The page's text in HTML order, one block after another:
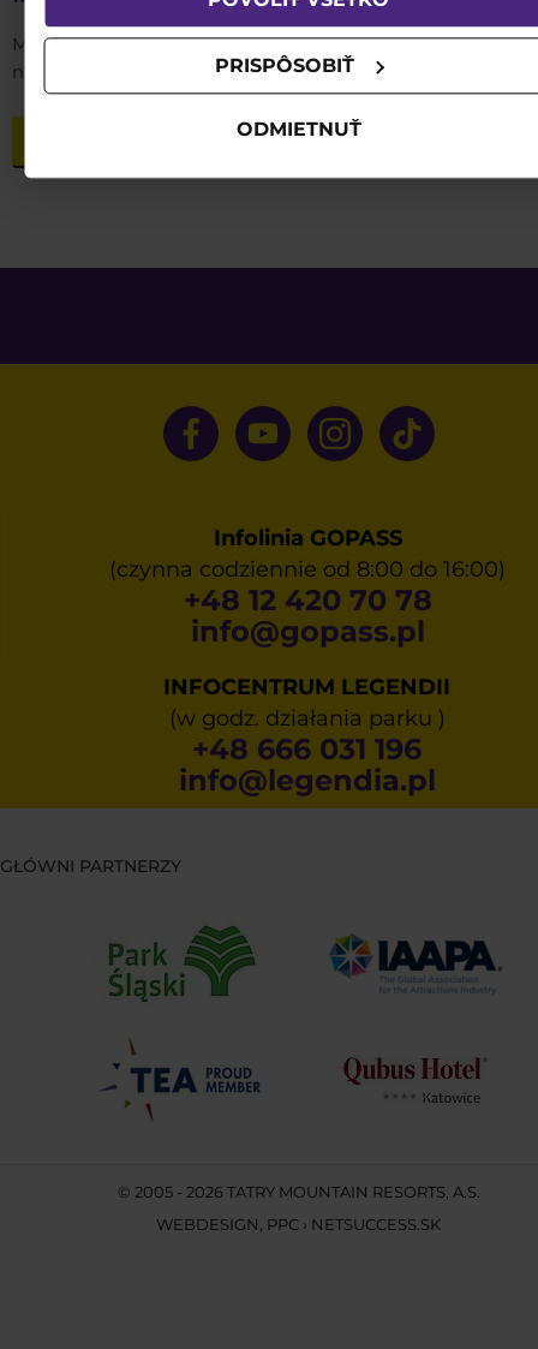
PRISPÔSOBIŤ
ODMIETNUŤ
Masz pytania dotyczące programu GOPASS? Zadzwoń lub
napisz!
DOWIEDZ SIĘ WIĘCEJ!
Infolinia GOPASS
(czynna codziennie od 8:00 do 16:00)
+48 12 420 70 78
info@gopass.pl
INFOCENTRUM LEGENDII
(w godz. działania parku )
+48 666 031 196
info@legendia.pl
GŁÓWNI PARTNERZY
© 2005 - 2026 TATRY MOUNTAIN RESORTS, A.S.
WEBDESIGN PPC › NETSUCCESS.SK